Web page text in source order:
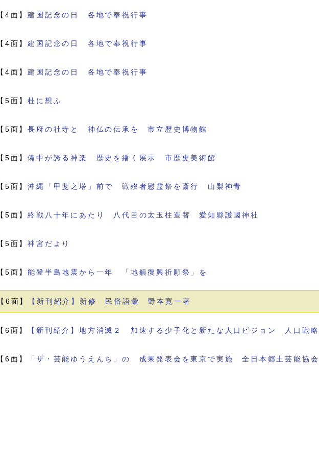
【4面】建国記念の日 各地で奉祝行事
【4面】建国記念の日 各地で奉祝行事
【4面】建国記念の日 各地で奉祝行事
【5面】杜に想ふ
【5面】長府の社寺と 神仏の伝承を 市立歴史博物館
【5面】備中が誇る神楽 歴史を繙く展示 市歴史美術館
【5面】沖縄「甲斐之塔」前で 戦歿者慰霊祭を斎行 山梨神青
【5面】終戦八十年にあたり 八代目の太玉柱造替 愛知縣護國神社
【5面】神宮だより
【5面】能登半島地震から一年 「地鎮復興祈願祭」を
【6面】 【新刊紹介】新修 民俗語彙 野本寛一著
【6面】 【新刊紹介】地方消滅２ 加速する少子化と新たな人口ビジョン 人口戦
【6面】 「ザ・芸能ゆうえんち」の 成果発表会を東京で実施 全日本郷土芸能協会